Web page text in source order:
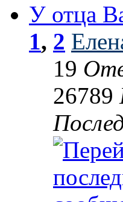
У отца
1, 2
19
26789